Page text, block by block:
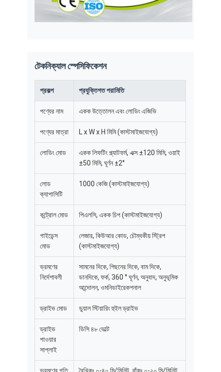
ভিডিও
টেকনিক্যাল স্পেসিফিকেশন
প্রকল্প প্রযুক্তিগত পরামিতি
পণ্যের নাম একক উত্তোলন এবং লোডিং এজিভি
পণ্যের মাত্রা L x W x H মিমি (কাস্টমাইজযোগ্য)
লোডিং মোড
একক লিফটিং প্ল্যাটফর্ম, এক্স ±120 মিমি, ওয়াই
±50 মিমি, ঘূর্ণন ±2°
লোড
ক্যাপাসিটি
1000 কেজি (কাস্টমাইজযোগ্য)
কন্ট্রোল মোড পিএলসি, একক চিপ (কাস্টমাইজযোগ্য)
গাইডেন্স
মোড
লেজার, কিউআর কোড, চৌম্বকীয় স্ট্রিপ
(কাস্টমাইজযোগ্য)
ভ্রমণের
নির্দেশাবলী
সামনের দিকে, পিছনের দিকে, বাম দিকে,
ডানদিকে, ফর্ক, 360 ° ঘূর্ণন, অনুবাদ, অনুভূমিক
আন্দোলন, ওমনিডাইরেকশনাল
ড্রাইভ মোড ডুয়াল স্টিয়ারিং হুইল ড্রাইভ
ড্রাইভ
পাওয়ার
সাপ্লাই
ডিসি ৪৮ ভোল্ট